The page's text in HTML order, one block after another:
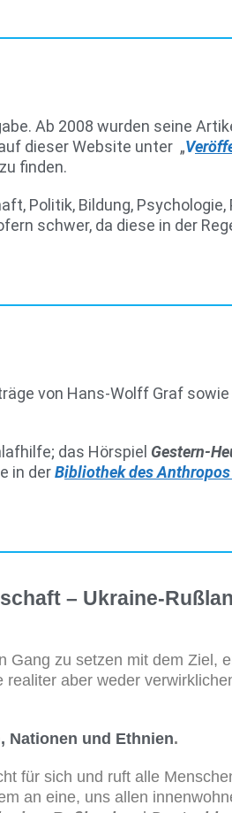
Ab 2008 wurden seine
dieser Website unter „V
zu finden.
Politik, Bildung, Psychologie,
schwer, da diese in der
von Hans-Wolff Graf
das Hörspiel Gestern-
in derBibliothek des Anthropos
– Ukraine-
zu setzen mit dem Ziel,
aber weder
Nationen und Ethnien.
für sich und ruft alle
an eine, uns allen